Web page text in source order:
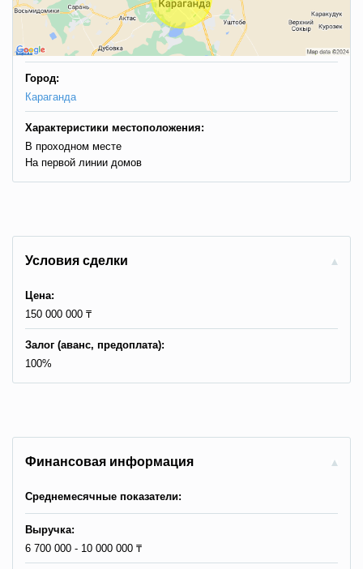
Город:
Караганда
Характеристики местоположения:
В проходном месте
На первой линии домов
Условия сделки
Цена:
150 000 000 ₸
Залог (аванс, предоплата):
100%
Финансовая информация
Среднемесячные показатели:
Выручка:
6 700 000 - 10 000 000 ₸